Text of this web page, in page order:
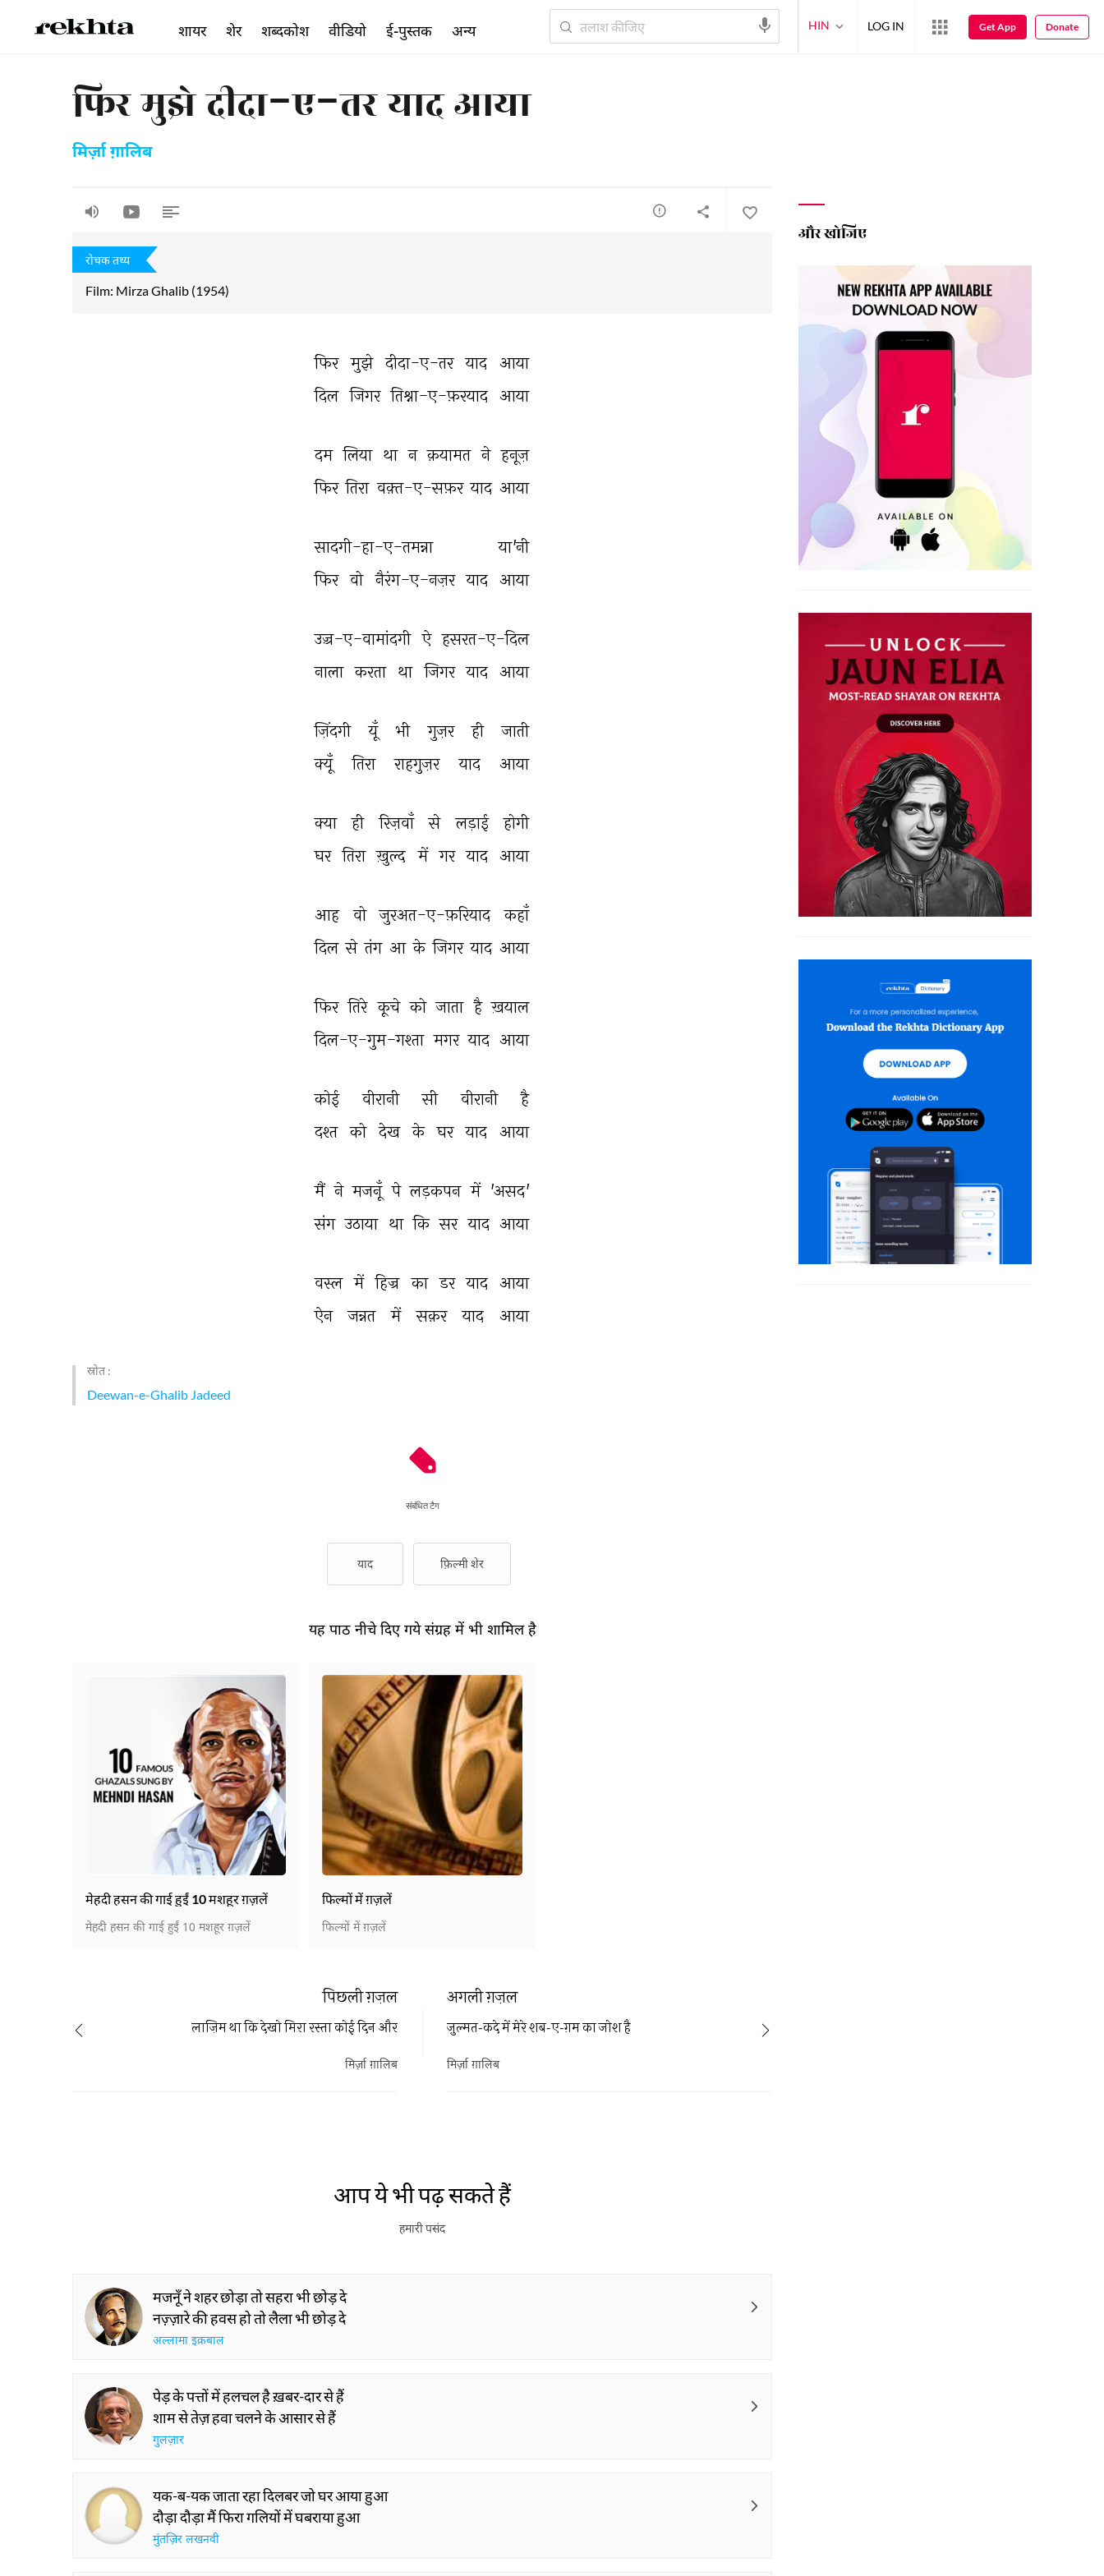
फिर मुझे दीदा-ए-तर याद आया
मिर्ज़ा ग़ालिब
रोचक तथ्य
Film: Mirza Ghalib (1954)
फिर मुझे दीदा-ए-तर याद आया
दिल जिगर तिश्ना-ए-फ़रयाद आया
दम लिया था न क़यामत ने हनूज़
फिर तिरा वक़्त-ए-सफ़र याद आया
सादगी-हा-ए-तमन्ना
या'नी
फिर वो नैरंग-ए-नज़र याद आया
उज़्र-ए-वामांदगी ऐ हसरत-ए-दिल
नाला करता था जिगर याद आया
ज़िंदगी यूँ भी गुज़र ही
जाती
क्यूँ
तिरा राहगुज़र याद आया
क्या ही रिज़वाँ से लड़ाई
होगी
घर तिरा ख़ुल्द में गर याद आया
आह वो जुरअत-ए-फ़रियाद
कहाँ
दिल से तंग आ के जिगर याद आया
फिर तिरे कूचे को जाता है ख़याल
दिल-ए-गुम-गश्ता मगर याद आया
कोई वीरानी सी वीरानी
है
दश्त को देख के घर याद आया
मैं ने मजनूँ पे लड़कपन में 'असद'
संग उठाया था कि सर याद आया
वस्ल में हिज्र का डर याद आया
ऐन
जन्नत में सक़र याद आया
बेगम अख़्तर
लता मंगेशकर
कुंदन लाल सहगल
स्रोत :
Deewan-e-Ghalib Jadeed
संबंधित टैग
याद फ़िल्मी शेर
यह पाठ नीचे दिए गये संग्रह में भी शामिल है
मेहदी हसन की गाई हुईं 10 मशहूर ग़ज़लें
मेहदी हसन की गाई हुईं 10 मशहूर ग़ज़लें
फिल्मों में ग़ज़लें
फिल्मों में ग़ज़लें
अगली ग़ज़ल
ज़ुल्मत-कदे में मेरे शब-ए-ग़म का जोश है
मिर्ज़ा ग़ालिब
पिछली ग़ज़ल
लाज़िम था कि देखो मिरा रस्ता कोई दिन और
मिर्ज़ा ग़ालिब
आप ये भी पढ़ सकते हैं
हमारी पसंद
मजनूँ ने शहर छोड़ा तो सहरा भी छोड़ दे
नज़्ज़ारे की हवस हो तो लैला भी छोड़ दे
अल्लामा इक़बाल
पेड़ के पत्तों में हलचल है ख़बर-दार से हैं
शाम से तेज़ हवा चलने के आसार से हैं
गुलज़ार
यक-ब-यक जाता रहा दिलबर जो घर आया हुआ
दौड़ा दौड़ा मैं फिरा गलियों में घबराया हुआ
मुंतज़िर लखनवी
और खोजिए
शायर शेर शब्दकोश वीडियो ई-पुस्तक अन्य HIN LOG IN Get App Donate